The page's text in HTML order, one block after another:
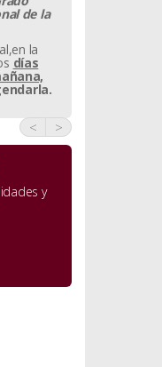
de la
la
días
< >
y